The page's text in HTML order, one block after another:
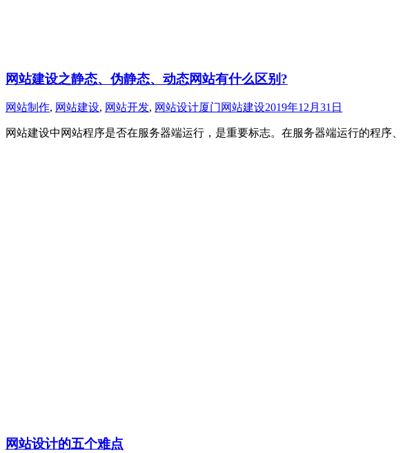
网站建设之静态、伪静态、动态网站有什么区别?
网站制作, 网站建设, 网站开发, 网站设计厦门网站建设2019年12月31日
网站建设中网站程序是否在服务器端运行，是重要标志。在服务器端运行的程序
网站设计的五个难点